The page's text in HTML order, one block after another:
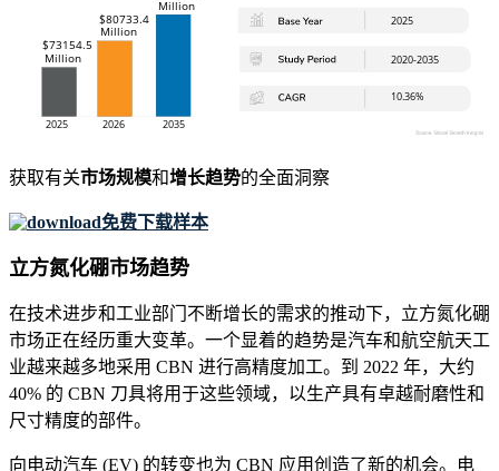
获取有关市场规模和增长趋势的全面洞察
免费下载样本
立方氮化硼市场趋势
在技​​术进步和工业部门不断增长的需求的推动下，立方氮化硼
市场正在经历重大变革。一个显着的趋势是汽车和航空航天工
业越来越多地采用 CBN 进行高精度加工。到 2022 年，大约
40% 的 CBN 刀具将用于这些领域，以生产具有卓越耐磨性和
尺寸精度的部件。
向电动汽车 (EV) 的转变也为 CBN 应用创造了新的机会。电